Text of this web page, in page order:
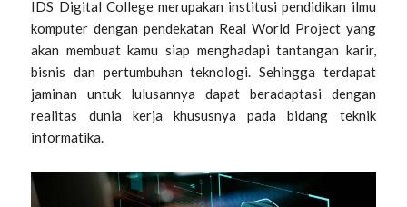
IDS Digital College merupakan institusi pendidikan ilmu
komputer dengan pendekatan Real World Project yang
akan membuat kamu siap menghadapi tantangan karir,
bisnis dan pertumbuhan teknologi. Sehingga terdapat
jaminan untuk lulusannya dapat beradaptasi dengan
realitas dunia kerja khususnya pada bidang teknik
informatika.